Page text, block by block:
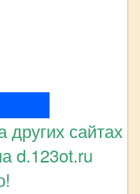
сайтах
d.123ot.ru